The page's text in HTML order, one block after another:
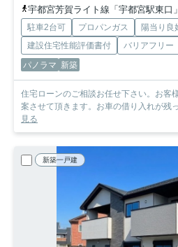
宇都宮芳賀ライト線「宇都宮駅東口
駐車2台可 プロパンガス 陽当り良
建設住宅性能評価書付
バリアフリー
パノラマ 新築
住宅ローンのご相談お任せ下さい。お客
案させて頂きます。お車の借り入れが残
見る
新築一戸建